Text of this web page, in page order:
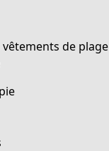
de plage